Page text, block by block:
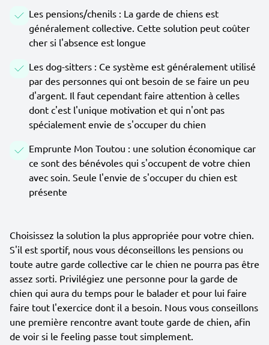
Les pensions/chenils : La garde de chiens est
généralement collective. Cette solution peut coûter
cher si l'absence est longue
Les dog-sitters : Ce système est généralement utilisé
par des personnes qui ont besoin de se faire un peu
d'argent. Il faut cependant faire attention à celles
dont c'est l'unique motivation et qui n'ont pas
spécialement envie de s'occuper du chien
Emprunte Mon Toutou : une solution économique car
ce sont des bénévoles qui s'occupent de votre chien
avec soin. Seule l'envie de s'occuper du chien est
présente
Choisissez la solution la plus appropriée pour votre chien.
S'il est sportif, nous vous déconseillons les pensions ou
toute autre garde collective car le chien ne pourra pas être
assez sorti. Privilégiez une personne pour la garde de
chien qui aura du temps pour le balader et pour lui faire
faire tout l'exercice dont il a besoin. Nous vous conseillons
une première rencontre avant toute garde de chien, afin
de voir si le feeling passe tout simplement.